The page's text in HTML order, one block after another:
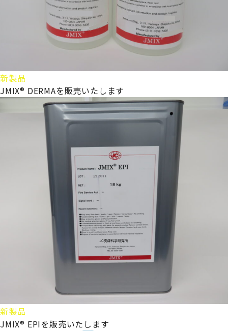
新製品
JMIX® DERMAを販売いたします
新製品
JMIX® EPIを販売いたします